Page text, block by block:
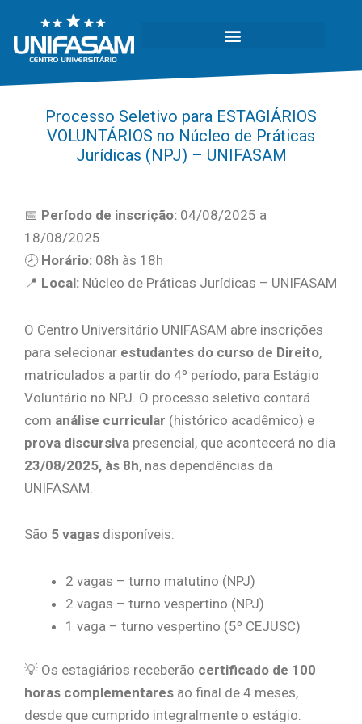
Processo Seletivo para ESTAGIÁRIOS
VOLUNTÁRIOS no Núcleo de Práticas
Jurídicas (NPJ) – UNIFASAM
📅 Período de inscrição: 04/08/2025 a
18/08/2025
🕗 Horário: 08h às 18h
📍 Local: Núcleo de Práticas Jurídicas – UNIFASAM
O Centro Universitário UNIFASAM abre inscrições
para selecionar estudantes do curso de Direito,
matriculados a partir do 4º período, para Estágio
Voluntário no NPJ. O processo seletivo contará
com análise curricular (histórico acadêmico) e
prova discursiva presencial, que acontecerá no dia
23/08/2025, às 8h, nas dependências da
UNIFASAM.
São 5 vagas disponíveis:
2 vagas – turno matutino (NPJ)
2 vagas – turno vespertino (NPJ)
1 vaga – turno vespertino (5º CEJUSC)
💡 Os estagiários receberão certificado de 100
horas complementares ao final de 4 meses,
desde que cumprido integralmente o estágio.